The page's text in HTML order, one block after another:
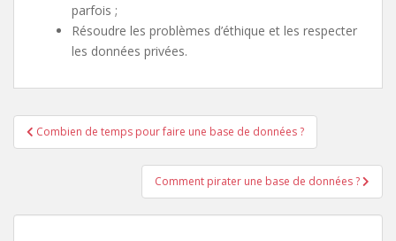
parfois ;
Résoudre les problèmes d’éthique et les respecter
les données privées.
Navigation
de
Combien de temps pour faire une base de données ?
Comment pirater une base de données ?